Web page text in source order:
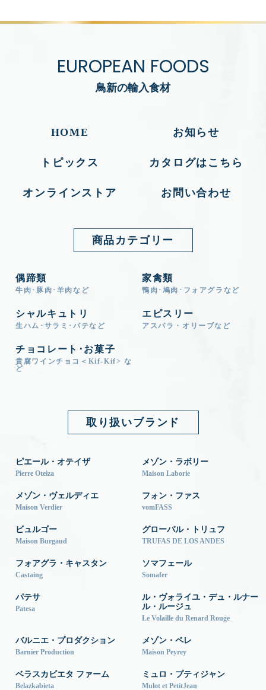
EUROPEAN FOODS
鳥新の輸入食材
HOME お知らせ
トピックス カタログはこちら
オンラインストア お問い合わせ
商品カテゴリー
偶蹄類
牛肉･豚肉･羊肉など
家禽類
鴨肉･鳩肉･フォアグラなど
シャルキュトリ
生ハム･サラミ･パテなど
エピスリー
アスパラ・オリーブなど
チョコレート･お菓子
貴腐ワインチョコ＜Kif-Kif> な
ど
取り扱いブランド
ピエール・オテイザ
Pierre Oteiza
メゾン・ラボリー
Maison Laborie
メゾン・ヴェルディエ
Maison Verdier
フォン・ファス
vomFASS
ビュルゴー
Maison Burgaud
グローバル・トリュフ
TRUFAS DE LOS ANDES
フォアグラ・キャスタン
Castaing
ソマフェール
Somafer
パテサ
Patesa
ル・ヴォライユ・デュ・ルナー
ル・ルージュ
Le Volaille du Renard Rouge
バルニエ・プロダクション
Barnier Production
メゾン・ペレ
Maison Peyrey
ベラスカビエタ ファーム
Belazkabieta
ミュロ・プティジャン
Mulot et PetitJean